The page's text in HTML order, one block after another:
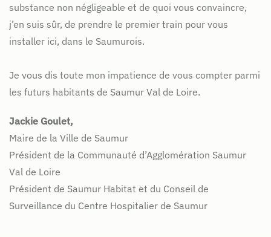
substance non négligeable et de quoi vous convaincre,
j’en suis sûr, de prendre le premier train pour vous
installer ici, dans le Saumurois.
Je vous dis toute mon impatience de vous compter parmi
les futurs habitants de Saumur Val de Loire.
Jackie Goulet,
Maire de la Ville de Saumur
Président de la Communauté d’Agglomération Saumur
Val de Loire
Président de Saumur Habitat et du Conseil de
Surveillance du Centre Hospitalier de Saumur